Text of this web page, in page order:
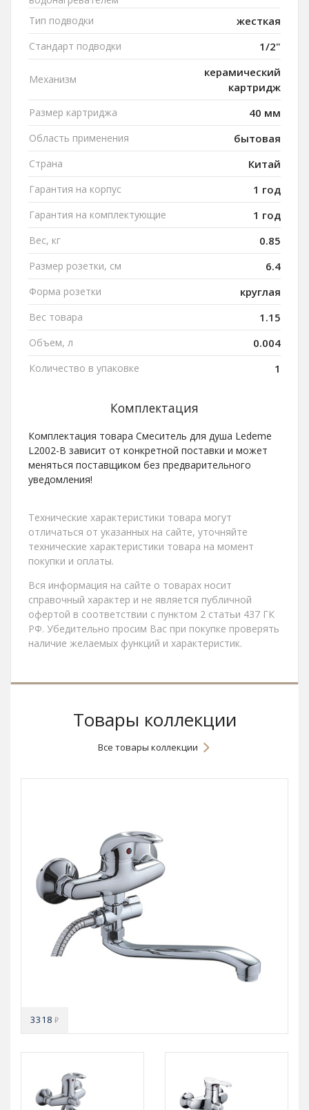
Тип подводки
жесткая
Стандарт подводки 1/2"
Механизм
керамический
картридж
Размер картриджа 40 мм
Область применения бытовая
Страна Китай
Гарантия на корпус 1 год
Гарантия на комплектующие 1 год
Вес, кг 0.85
Размер розетки, см 6.4
Форма розетки круглая
Вес товара 1.15
Объем, л 0.004
Количество в упаковке 1
Комплектация
Комплектация товара Смеситель для душа Ledeme
L2002-B зависит от конкретной поставки и может
меняться поставщиком без предварительного
уведомления!
Технические характеристики товара могут
отличаться от указанных на сайте, уточняйте
технические характеристики товара на момент
покупки и оплаты.
Вся информация на сайте о товарах носит
справочный характер и не является публичной
офертой в соответствии с пунктом 2 статьи 437 ГК
РФ. Убедительно просим Вас при покупке проверять
наличие желаемых функций и характеристик.
Товары коллекции
Все товары коллекции
3318₽